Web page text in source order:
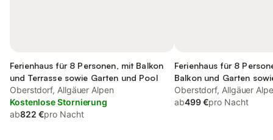
Ferienhaus für 8 Personen, mit Balkon
und Terrasse sowie Garten und Pool
Oberstdorf, Allgäuer Alpen
Kostenlose Stornierung
ab822 €pro Nacht
Ferienhaus für 8
Balkon und Garten
Oberstdorf, Allgäuer
ab499 €pro Nacht